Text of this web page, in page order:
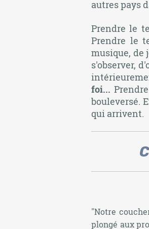
autres pays
Prendre le
Prendre le
musique, de
s'observer,
foi...
bouleversé.
qui arrivent.
"Notre
plongé aux